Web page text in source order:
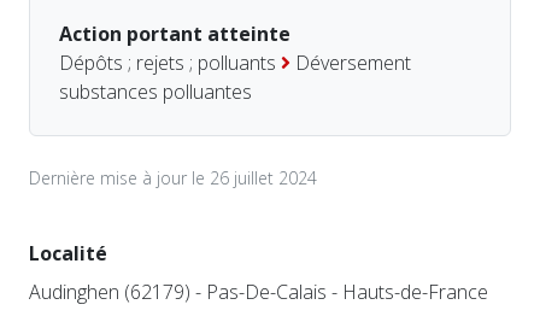
Action portant atteinte
Dépôts ; rejets ; polluants
Déversement
substances polluantes
Dernière mise à jour le 26 juillet 2024
Localité
Audinghen (62179) - Pas-De-Calais - Hauts-de-France